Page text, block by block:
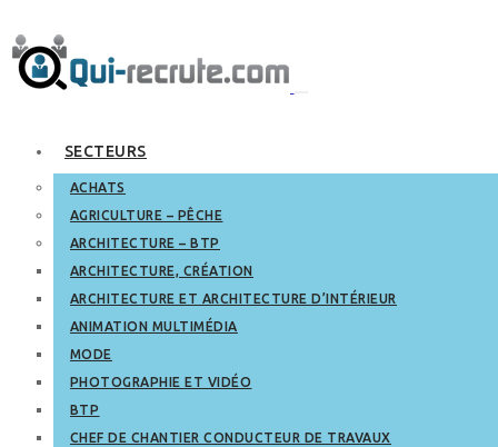
SECTEURS
ACHATS
AGRICULTURE – PÊCHE
ARCHITECTURE – BTP
ARCHITECTURE, CRÉATION
ARCHITECTURE ET ARCHITECTURE D’INTÉRIEUR
ANIMATION MULTIMÉDIA
MODE
PHOTOGRAPHIE ET VIDÉO
BTP
CHEF DE CHANTIER CONDUCTEUR DE TRAVAUX